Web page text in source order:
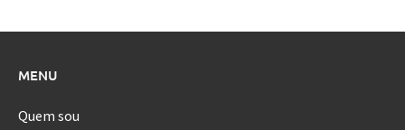
MENU
Quem sou